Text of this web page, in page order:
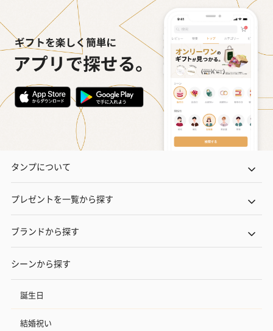
タンプについて
プレゼントを一覧から探す
ブランドから探す
シーンから探す
誕生日
結婚祝い